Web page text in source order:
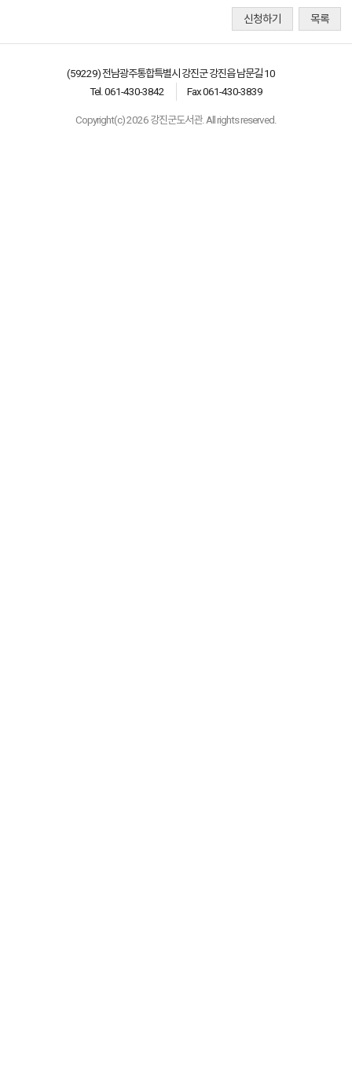
신청하기 목록
(59229) 전남광주통합특별시 강진군 강진읍 남문길 10
Tel. 061-430-3842
Fax 061-430-3839
Copyright(c) 2026 강진군도서관. All rights reserved.